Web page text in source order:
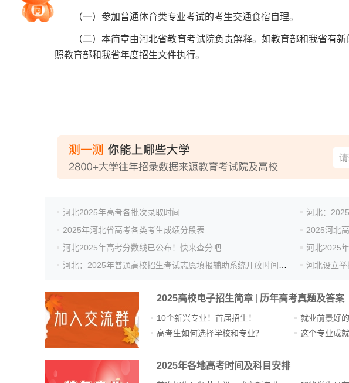
（一）参加普通体育类专业考试的考生交通食宿自理。
（二）本简章由河北省教育考试院负责解释。如教育部和我省有新
照教育部和我省年度招生文件执行。
河北2025年高考各批次录取时间
河北：
2025年河北省高考各类考生成绩分段表
河北2025年高考分数线已公布！快来查分吧
河北设立
2025高校电子招生简章 历年高考真题及答案
10个新兴专业！首届招生！
高考生如何选择学校和专业？
就业前景好
这个专业成
2025年各地高考时间及科目安排